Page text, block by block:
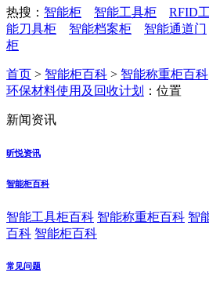
热搜： 智能柜 智能工具柜 RFID
能刀具柜
智能档案柜 智能通道门
柜
首页 > 智能柜百科 > 智能称重柜百科
环保材料使用及回收计划
：位置
新闻资讯
昕悦资讯
智能柜百科
智能工具柜百科 智能称重柜百科 智
百科 智能柜百科
常见问题